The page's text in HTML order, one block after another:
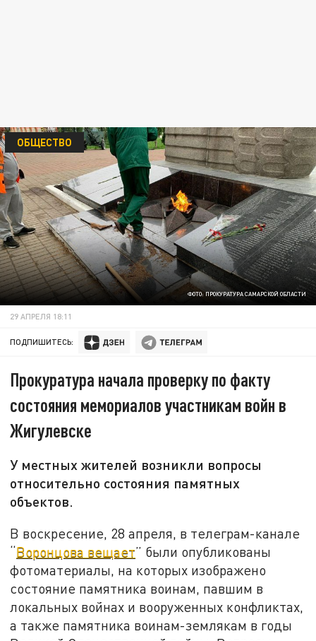
ФОТО: ПРОКУРАТУРА САМАРСКОЙ ОБЛАСТИ
ОБЩЕСТВО
29 АПРЕЛЯ 18:11
ПОДПИШИТЕСЬ:
Прокуратура начала проверку по факту
состояния мемориалов участникам войн в
Жигулевске
У местных жителей возникли вопросы
относительно состояния памятных
объектов.
В воскресение, 28 апреля, в телеграм-канале
“Воронцова вещает” были опубликованы
фотоматериалы, на которых изображено
состояние памятника воинам, павшим в
локальных войнах и вооруженных конфликтах,
а также памятника воинам-землякам в годы